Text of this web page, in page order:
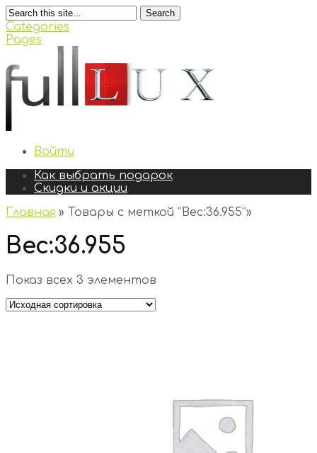
Search
Categories
Pages
Войти
Как выбрать подарок
Скидки и акции
Главная » Товары с меткой “Вес:36.955”»
Вес:36.955
Показ всех 3 элементов